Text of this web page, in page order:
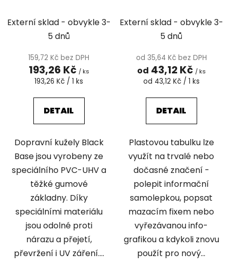
Externí sklad - obvykle 3-
5 dnů
159,72 Kč bez DPH
193,26 Kč / ks
Měrná
193,26 Kč / 1 ks
DETAIL
Dopravní kužely Black
Base jsou vyrobeny ze
speciálního PVC-UHV a
těžké gumové
základny. Díky
speciálními materiálu
jsou odolné proti
nárazu a přejetí,
převržení i UV záření....
Externí sklad - obvykle 3-
5 dnů
od 35,64 Kč bez DPH
od 43,12 Kč / ks
Měrná
od 43,12 Kč / 1 ks
DETAIL
Plastovou tabulku lze
využít na trvalé nebo
dočasné značení -
polepit informační
samolepkou, popsat
mazacím fixem nebo
vyřezávanou info-
grafikou a kdykoli znovu
použít pro nový...